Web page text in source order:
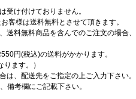
受け付けておりません。
客様は送料無料とさせて頂きます。
料無料商品を含んでのご注文の場合、
円(税込)の送料がかかります。
ます。）
は、配送先をご指定の上ご入力下さい。
備考欄にご記載下さい。